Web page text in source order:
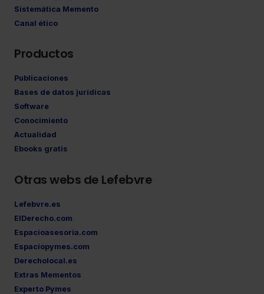
Sistemática Memento
Canal ético
Productos
Publicaciones
Bases de datos jurídicas
Software
Conocimiento
Actualidad
Ebooks gratis
Otras webs de Lefebvre
Lefebvre.es
ElDerecho.com
Espacioasesoria.com
Espaciopymes.com
Derecholocal.es
Extras Mementos
Experto Pymes